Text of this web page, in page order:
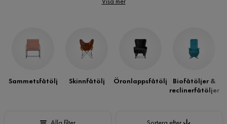
praktisk och skön utan den stilrena clubfåtöljen passar i alla
miljöer och med dess klassiska design ger den karaktär till vilken
inredningsmiljö som helst.
Sammetsfåtölj Skinnfåtölj Öronlappsfåtölj
Biofåtöljer &
reclinerfåtöljer